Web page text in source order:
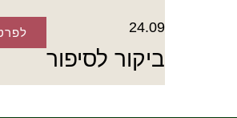
24.09
ביקור לסיפור